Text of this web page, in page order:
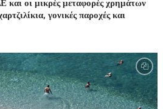
και οι μικρές μεταφορές χρημάτων
γονικές παροχές και